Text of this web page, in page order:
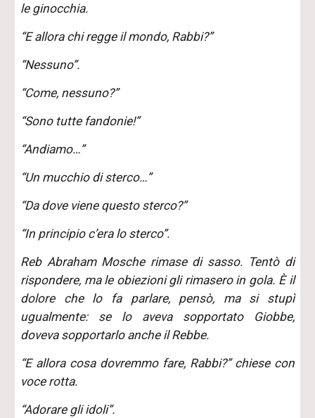
le ginocchia.
“E allora chi regge il mondo, Rabbi?”
“Nessuno”.
“Come, nessuno?”
“Sono tutte fandonie!”
“Andiamo…”
“Un mucchio di sterco…”
“Da dove viene questo sterco?”
“In principio c’era lo sterco”.
Reb Abraham Mosche rimase di sasso. Tentò di
rispondere, ma le obiezioni gli rimasero in gola. È il
dolore che lo fa parlare, pensò, ma si stupì
ugualmente: se lo aveva sopportato Giobbe,
doveva sopportarlo anche il Rebbe.
“E allora cosa dovremmo fare, Rabbi?” chiese con
voce rotta.
“Adorare gli idoli”.